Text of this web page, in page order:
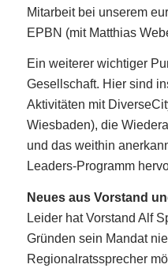
Mitarbeit bei unserem
EPBN (mit Matthias
Ein weiterer wichtiger
Gesellschaft. Hier sind
Aktivitäten mit
Wiesbaden), die
und das weithin
Leaders-Programm
Neues aus Vorstand
Leider hat Vorstand Alf
Gründen sein Mandat
Regionalratssprecher